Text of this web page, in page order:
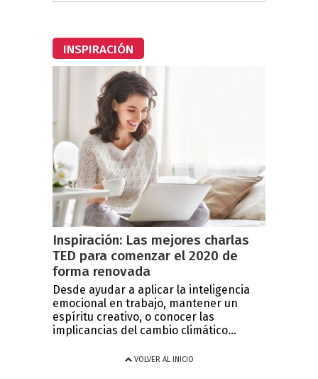
INSPIRACIÓN
Inspiración: Las mejores charlas
TED para comenzar el 2020 de
forma renovada
Desde ayudar a aplicar la inteligencia
emocional en trabajo, mantener un
espíritu creativo, o conocer las
implicancias del cambio climático...
VOLVER AL INICIO